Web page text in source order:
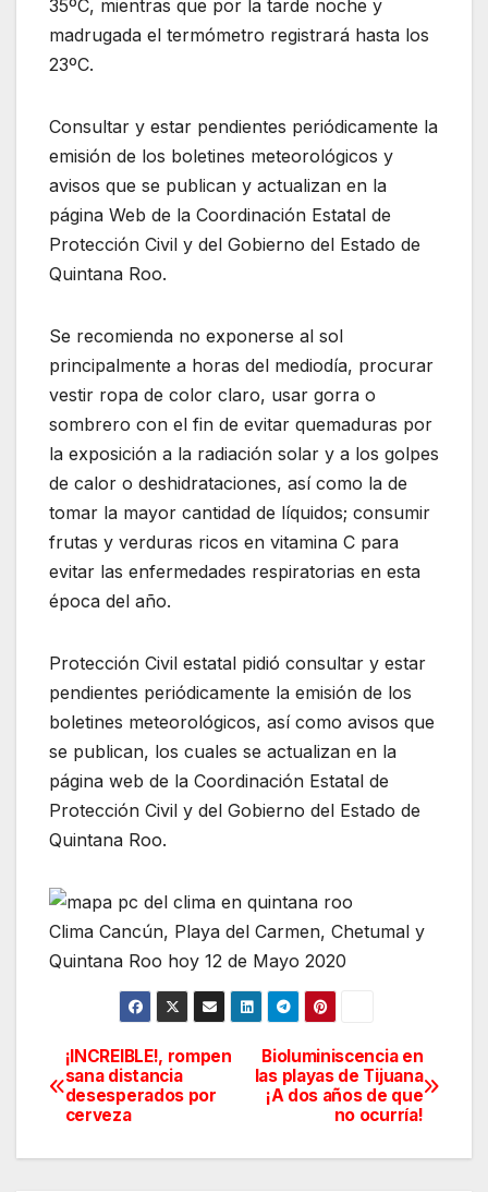
35ºC, mientras que por la tarde noche y
madrugada el termómetro registrará hasta los
23ºC.
Consultar y estar pendientes periódicamente la
emisión de los boletines meteorológicos y
avisos que se publican y actualizan en la
página Web de la Coordinación Estatal de
Protección Civil y del Gobierno del Estado de
Quintana Roo.
Se recomienda no exponerse al sol
principalmente a horas del mediodía, procurar
vestir ropa de color claro, usar gorra o
sombrero con el fin de evitar quemaduras por
la exposición a la radiación solar y a los golpes
de calor o deshidrataciones, así como la de
tomar la mayor cantidad de líquidos; consumir
frutas y verduras ricos en vitamina C para
evitar las enfermedades respiratorias en esta
época del año.
Protección Civil estatal pidió consultar y estar
pendientes periódicamente la emisión de los
boletines meteorológicos, así como avisos que
se publican, los cuales se actualizan en la
página web de la Coordinación Estatal de
Protección Civil y del Gobierno del Estado de
Quintana Roo.
Clima Cancún, Playa del Carmen, Chetumal y
Quintana Roo hoy 12 de Mayo 2020
Navegación
de
entradas
Bioluminiscencia en
las playas de Tijuana
¡A dos años de que
no ocurría!
¡INCREIBLE!, rompen
sana distancia
desesperados por
cerveza